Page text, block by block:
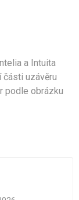
a Intuita
části uzávěru
podle obrázku